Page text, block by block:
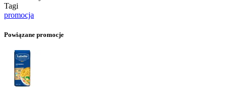
Tagi
promocja
Powiązane promocje